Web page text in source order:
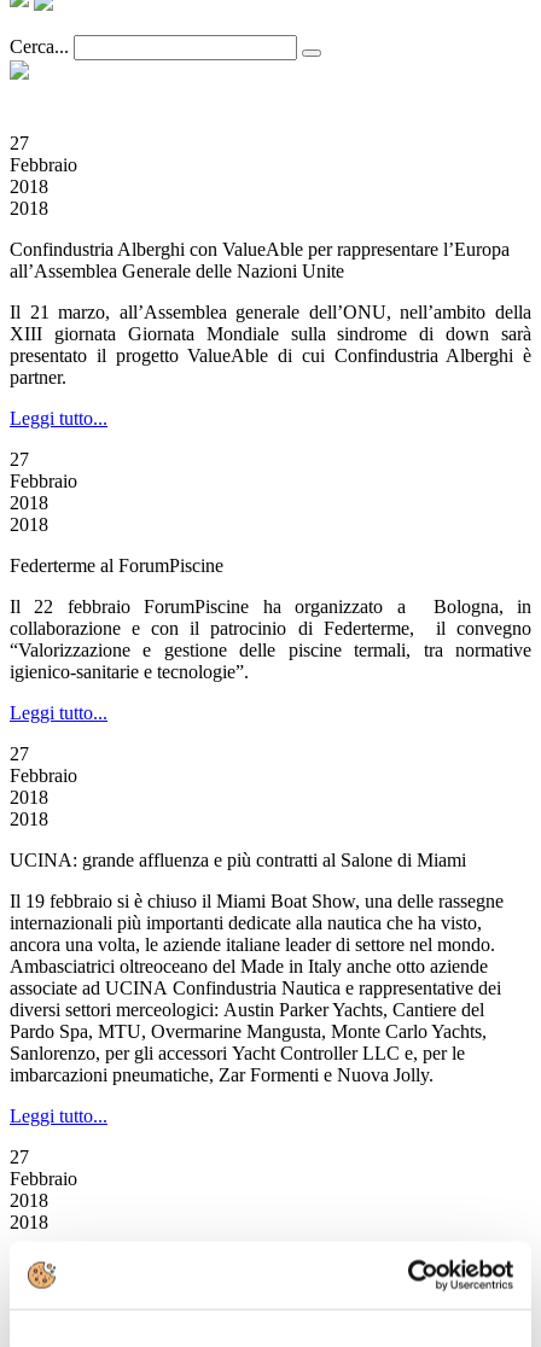
Cerca...
27
Febbraio
2018
2018
Confindustria Alberghi con ValueAble per rappresentare l’Europa
all’Assemblea Generale delle Nazioni Unite
Il 21 marzo, all’Assemblea generale dell’ONU, nell’ambito della
XIII giornata Giornata Mondiale sulla sindrome di down sarà
presentato il progetto ValueAble di cui Confindustria Alberghi è
partner.
Leggi tutto...
27
Febbraio
2018
2018
Federterme al ForumPiscine
Il 22 febbraio ForumPiscine ha organizzato a Bologna, in
collaborazione e con il patrocinio di Federterme, il convegno
“Valorizzazione e gestione delle piscine termali, tra normative
igienico-sanitarie e tecnologie”.
Leggi tutto...
27
Febbraio
2018
2018
UCINA: grande affluenza e più contratti al Salone di Miami
Il 19 febbraio si è chiuso il Miami Boat Show, una delle rassegne
internazionali più importanti dedicate alla nautica che ha visto,
ancora una volta, le aziende italiane leader di settore nel mondo.
Ambasciatrici oltreoceano del Made in Italy anche otto aziende
associate ad UCINA Confindustria Nautica e rappresentative dei
diversi settori merceologici: Austin Parker Yachts, Cantiere del
Pardo Spa, MTU, Overmarine Mangusta, Monte Carlo Yachts,
Sanlorenzo, per gli accessori Yacht Controller LLC e, per le
imbarcazioni pneumatiche, Zar Formenti e Nuova Jolly.
Leggi tutto...
27
Febbraio
2018
2018
Un manifesto per il governo della nautica e della sua filiera